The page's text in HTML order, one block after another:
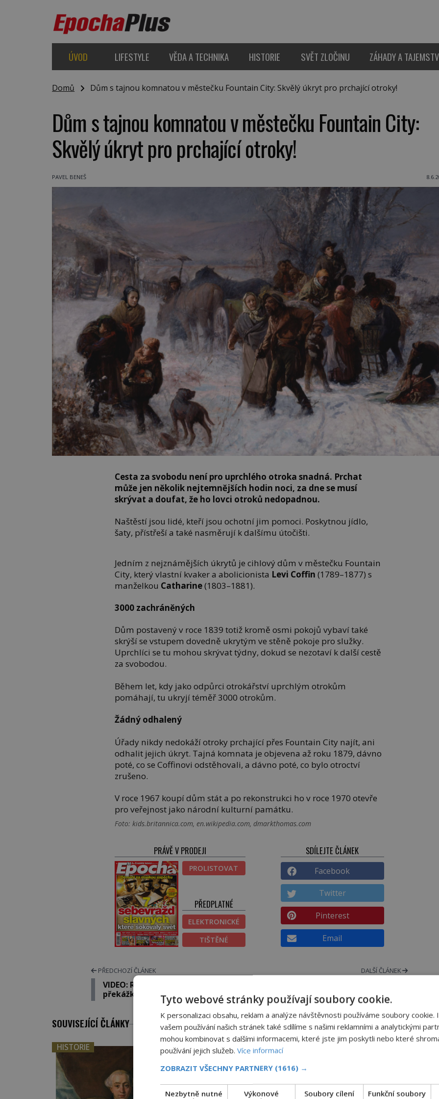
ÚVOD LIFESTYLE VĚDA A TECHNIKA HISTORIE SVĚT ZLOČINU ZÁHADY A
Domů Dům s tajnou komnatou v městečku Fountain City: Skvělý úkryt pro prchající otroky!
Dům s tajnou komnatou v městečku Fountain City:
Skvělý úkryt pro prchající otroky!
PAVEL BENEŠ
Cesta za svobodu není pro uprchlého otroka snadná. Prchat
může jen několik nejtemnějších hodin noci, za dne se musí
skrývat a doufat, že ho lovci otroků nedopadnou.
Naštěstí jsou lidé, kteří jsou ochotní jim pomoci. Poskytnou jídlo,
šaty, přístřeší a také nasměrují k dalšímu útočišti.
Jedním z nejznámějších úkrytů je cihlový dům v městečku Fountain
City, který vlastní kvaker a abolicionista Levi Coffin (1789–1877) s
manželkou Catharine(1803–1881).
3000 zachráněných
Dům postavený v roce 1839 totiž kromě osmi pokojů vybaví také
skrýší se vstupem dovedně ukrytým ve stěně pokoje pro služky.
Uprchlíci se tu mohou skrývat týdny, dokud se nezotaví k další cestě
za svobodou.
Během let, kdy jako odpůrci otrokářství uprchlým otrokům
pomáhají, tu ukryjí téměř 3000 otrokům.
Žádný odhalený
Úřady nikdy nedokáží otroky prchající přes Fountain City najít, ani
odhalit jejich úkryt. Tajná komnata je objevena až roku 1879, dávno
poté, co se Coffinovi odstěhovali, a dávno poté, co bylo otroctví
zrušeno.
V roce 1967 koupí dům stát a po rekonstrukci ho v roce 1970 otevře
pro veřejnost jako národní kulturní památku.
Foto: kids.britannica.com, en.wikipedia.com, dmarkthomas.com
PRÁVĚ V PRODEJI
PROLISTOVAT
PŘEDPLATNÉ
ELEKTRONICKÉ
TIŠTĚNÉ
SDÍLEJTE ČLÁNEK
Facebook
Twitter
Pinterest
Email
PŘEDCHOZÍ ČLÁNEK
VIDEO: Robot, který skáče přes
překážky
DALŠÍ ČLÁNEK
na pozoru!
SOUVISEJÍCÍ ČLÁNKY
HISTORIE Casanova v Pobaltí: Co měl legendární
svůdník společného se svobodnými
zednáři?
V roce 1764 byste mohli na lotyšských plážích potkat
Tyto webové stránky používají soubory cookie.
K personalizaci obsahu, reklam a analýze návštěvnosti používáme soubory cookie.
vašem používání našich stránek také sdílíme s našimi reklamními a analytickými
mohou kombinovat s dalšími informacemi, které jste jim poskytli nebo které
používání jejich služeb. Více informací
ZOBRAZIT VŠECHNY PARTNERY (1616) →
Nezbytně nutné
Výkonové
Soubory cílení Funkční soubory